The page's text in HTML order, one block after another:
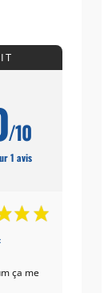
/10
1 avis
ça me